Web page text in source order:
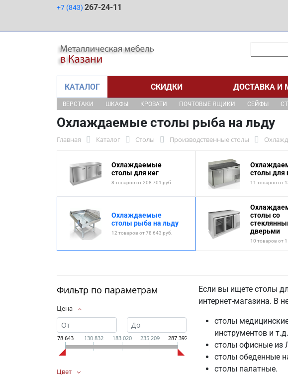
+7 (843) 267-24-11
КАТАЛОГ СКИДКИ ДОСТАВКА И
ВЕРСТАКИ ШКАФЫ КРОВАТИ ПОЧТОВЫЕ ЯЩИКИ СЕЙФЫ
Охлаждаемые столы рыба на льду
Главная Каталог Столы Производственные столы
Охлаждаемые
столы для кег
8 товаров от 208 701 руб.
столы для
11 товаров от
Охлаждаемые
столы рыба на льду
12 товаров от 78 643 руб.
столы со
дверьми
10 товаров от
Фильтр по параметрам
Цена
78 643 130 832 183 020 235 209 287 397
Цвет
Если вы ищете столы
интернет-магазина. В
столы
инструментов и
столы офисные из
столы обеденные
столы палатные.